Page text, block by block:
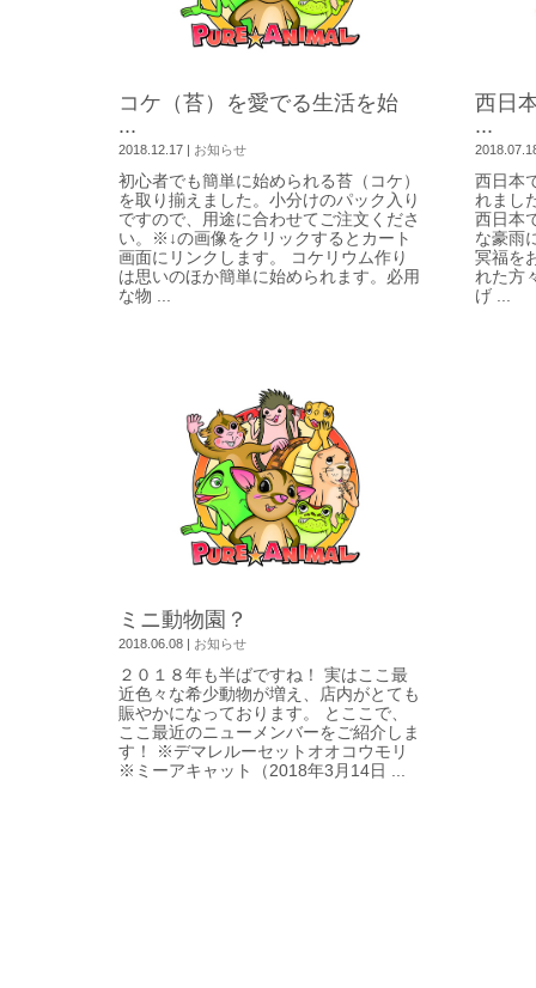
コケ（苔）を愛でる生活を始
...
2018.12.17 | お知らせ
初心者でも簡単に始められる苔（コケ）
を取り揃えました。小分けのパック入り
ですので、用途に合わせてご注文くださ
い。※↓の画像をクリックするとカート
画面にリンクします。 コケリウム作り
は思いのほか簡単に始められます。必用
な物 ...
西日
...
西日本
れまし
西日本
な豪雨
冥福を
れた方
げ ...
ミニ動物園？
2018.06.08 | お知らせ
２０１８年も半ばですね！ 実はここ最
近色々な希少動物が増え、店内がとても
賑やかになっております。 とここで、
ここ最近のニューメンバーをご紹介しま
す！ ※デマレルーセットオオコウモリ
※ミーアキャット（2018年3月14日 ...